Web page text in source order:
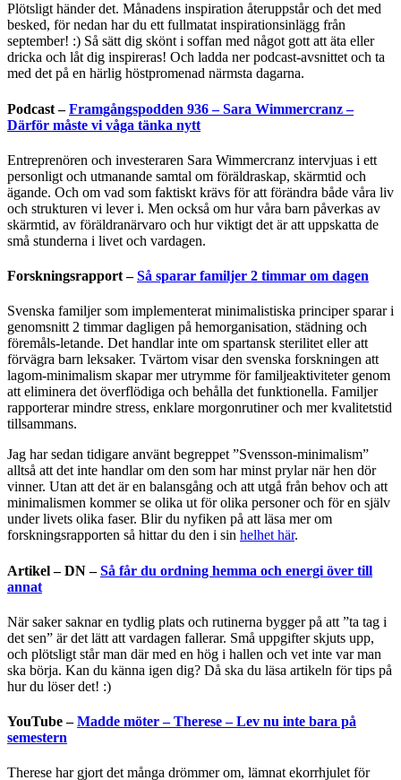
Plötsligt händer det. Månadens inspiration återuppstår och det med
besked, för nedan har du ett fullmatat inspirationsinlägg från
september! :) Så sätt dig skönt i soffan med något gott att äta eller
dricka och låt dig inspireras! Och ladda ner podcast-avsnittet och ta
med det på en härlig höstpromenad närmsta dagarna.
Podcast –Framgångspodden 936 – Sara Wimmercranz –
Därför måste vi våga tänka nytt
Entreprenören och investeraren Sara Wimmercranz intervjuas i ett
personligt och utmanande samtal om föräldraskap, skärmtid och
ägande. Och om vad som faktiskt krävs för att förändra både våra liv
och strukturen vi lever i. Men också om hur våra barn påverkas av
skärmtid, av föräldranärvaro och hur viktigt det är att uppskatta de
små stunderna i livet och vardagen.
Forskningsrapport –Så sparar familjer 2 timmar om dagen
Svenska familjer som implementerat minimalistiska principer sparar i
genomsnitt 2 timmar dagligen på hemorganisation, städning och
föremåls-letande. Det handlar inte om spartansk sterilitet eller att
förvägra barn leksaker. Tvärtom visar den svenska forskningen att
lagom-minimalism skapar mer utrymme för familjeaktiviteter genom
att eliminera det överflödiga och behålla det funktionella. Familjer
rapporterar mindre stress, enklare morgonrutiner och mer kvalitetstid
tillsammans.
Jag har sedan tidigare använt begreppet ”Svensson-minimalism”
alltså att det inte handlar om den som har minst prylar när hen dör
vinner. Utan att det är en balansgång och att utgå från behov och att
minimalismen kommer se olika ut för olika personer och för en själv
under livets olika faser. Blir du nyfiken på att läsa mer om
forskningsrapporten så hittar du den i sin helhet här.
Artikel – DN –Så får du ordning hemma och energi över till
annat
När saker saknar en tydlig plats och rutinerna bygger på att ”ta tag i
det sen” är det lätt att vardagen fallerar. Små uppgifter skjuts upp,
och plötsligt står man där med en hög i hallen och vet inte var man
ska börja. Kan du känna igen dig? Då ska du läsa artikeln för tips på
hur du löser det! :)
YouTube –Madde möter – Therese – Lev nu inte bara på
semestern
Therese har gjort det många drömmer om, lämnat ekorrhjulet för